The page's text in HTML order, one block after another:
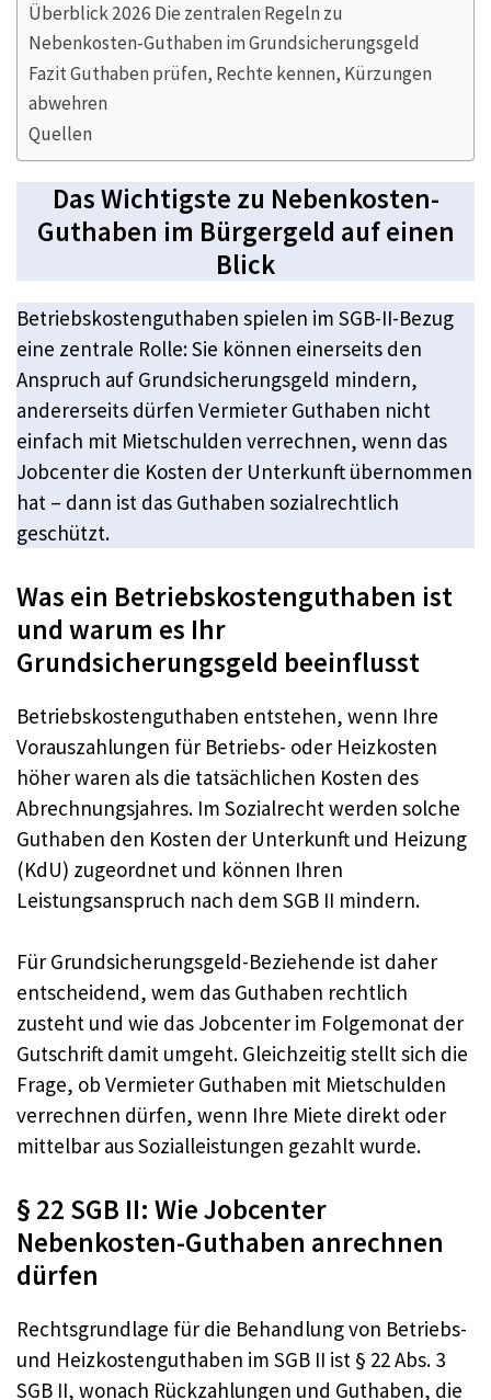
Überblick 2026 Die zentralen Regeln zu
Nebenkosten-Guthaben im Grundsicherungsgeld
Fazit Guthaben prüfen, Rechte kennen, Kürzungen
abwehren
Quellen
Das Wichtigste zu Nebenkosten-
Guthaben im Bürgergeld auf einen
Blick
Betriebskostenguthaben spielen im SGB-II-Bezug
eine zentrale Rolle: Sie können einerseits den
Anspruch auf Grundsicherungsgeld mindern,
andererseits dürfen Vermieter Guthaben nicht
einfach mit Mietschulden verrechnen, wenn das
Jobcenter die Kosten der Unterkunft übernommen
hat – dann ist das Guthaben sozialrechtlich
geschützt.
Was ein Betriebskostenguthaben ist
und warum es Ihr
Grundsicherungsgeld beeinflusst
Betriebskostenguthaben entstehen, wenn Ihre
Vorauszahlungen für Betriebs- oder Heizkosten
höher waren als die tatsächlichen Kosten des
Abrechnungsjahres. Im Sozialrecht werden solche
Guthaben den Kosten der Unterkunft und Heizung
(KdU) zugeordnet und können Ihren
Leistungsanspruch nach dem SGB II mindern.
Für Grundsicherungsgeld-Beziehende ist daher
entscheidend, wem das Guthaben rechtlich
zusteht und wie das Jobcenter im Folgemonat der
Gutschrift damit umgeht. Gleichzeitig stellt sich die
Frage, ob Vermieter Guthaben mit Mietschulden
verrechnen dürfen, wenn Ihre Miete direkt oder
mittelbar aus Sozialleistungen gezahlt wurde.
§ 22 SGB II: Wie Jobcenter
Nebenkosten-Guthaben anrechnen
dürfen
Rechtsgrundlage für die Behandlung von Betriebs-
und Heizkostenguthaben im SGB II ist § 22 Abs. 3
SGB II, wonach Rückzahlungen und Guthaben, die